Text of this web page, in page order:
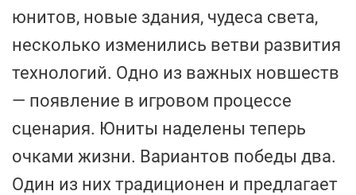
юнитов, новые здания, чудеса света,
несколько изменились ветви развития
технологий. Одно из важных новшеств
— появление в игровом процессе
сценария. Юниты наделены теперь
очками жизни. Вариантов победы два.
Один из них традиционен и предлагает